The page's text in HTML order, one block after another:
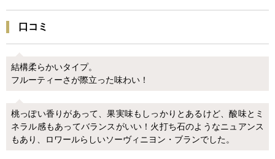
口コミ
結構柔らかいタイプ。
フルーティーさが際立った味わい！
桃っぽい香りがあって、果実味もしっかりとあるけど、酸味とミ
ネラル感もあってバランスがいい！火打ち石のようなニュアンス
もあり、ロワールらしいソーヴィニヨン・ブランでした。